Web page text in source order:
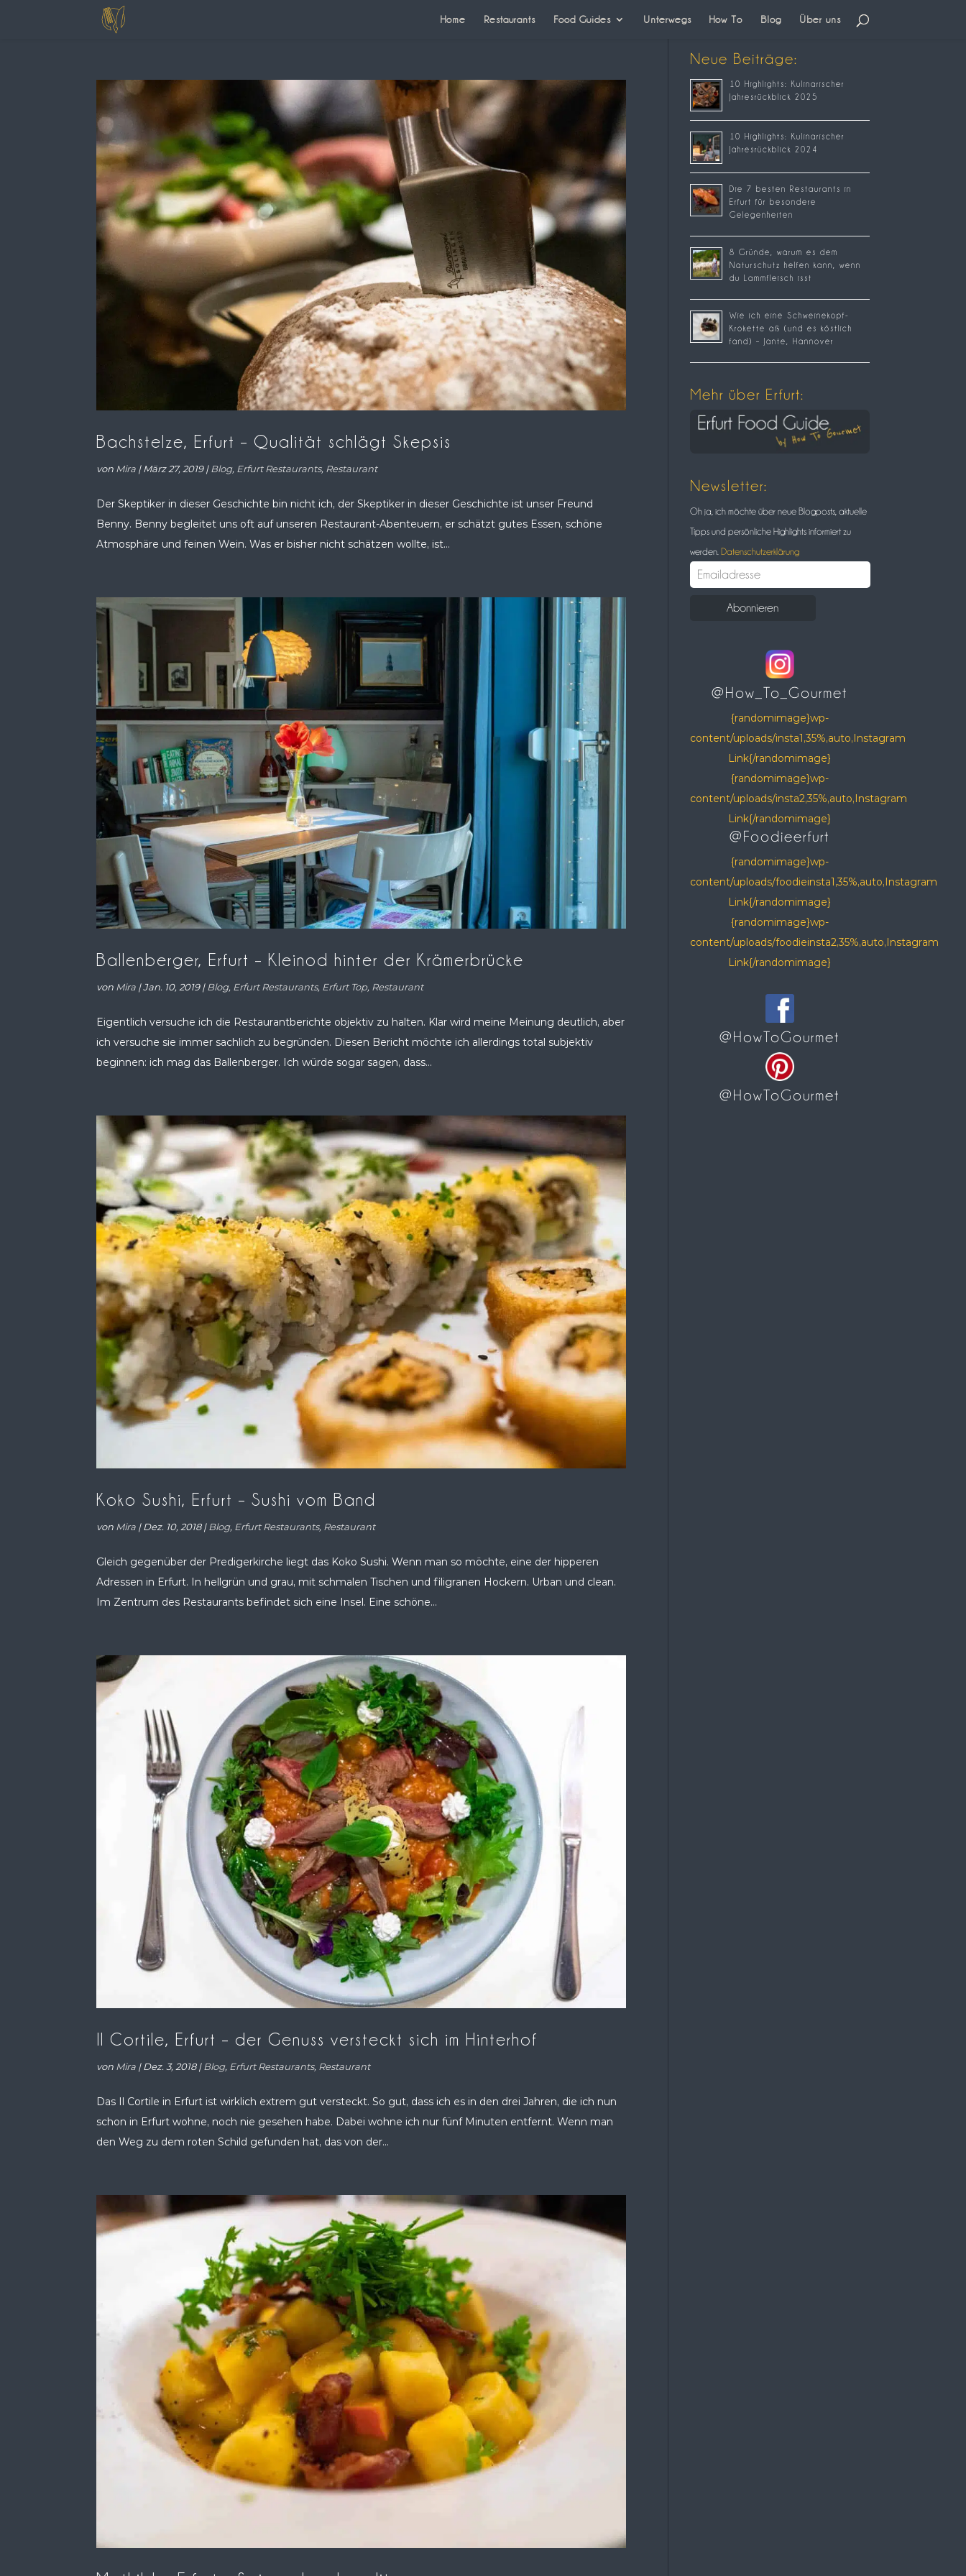
Home Restaurants Food Guides Unterwegs How To Blog Über uns
Bachstelze, Erfurt – Qualität schlägt Skepsis
von Mira |März 27, 2019|Blog, Erfurt Restaurants, Restaurant
Der Skeptiker in dieser Geschichte bin nicht ich, der Skeptiker in dieser Geschichte ist unser Freund
Benny. Benny begleitet uns oft auf unseren Restaurant-Abenteuern, er schätzt gutes Essen, schöne
Atmosphäre und feinen Wein. Was er bisher nicht schätzen wollte, ist...
Ballenberger, Erfurt – Kleinod hinter der Krämerbrücke
von Mira |Jan. 10, 2019|Blog, Erfurt Restaurants, Erfurt Top, Restaurant
Eigentlich versuche ich die Restaurantberichte objektiv zu halten. Klar wird meine Meinung deutlich, aber
ich versuche sie immer sachlich zu begründen. Diesen Bericht möchte ich allerdings total subjektiv
beginnen: ich mag das Ballenberger. Ich würde sogar sagen, dass...
Koko Sushi, Erfurt – Sushi vom Band
von Mira |Dez. 10, 2018|Blog, Erfurt Restaurants, Restaurant
Gleich gegenüber der Predigerkirche liegt das Koko Sushi. Wenn man so möchte, eine der hipperen
Adressen in Erfurt. In hellgrün und grau, mit schmalen Tischen und filigranen Hockern. Urban und clean.
Im Zentrum des Restaurants befindet sich eine Insel. Eine schöne...
Il Cortile, Erfurt – der Genuss versteckt sich im Hinterhof
von Mira |Dez. 3, 2018|Blog, Erfurt Restaurants, Restaurant
Das Il Cortile in Erfurt ist wirklich extrem gut versteckt. So gut, dass ich es in den drei Jahren, die ich nun
schon in Erfurt wohne, noch nie gesehen habe. Dabei wohne ich nur fünf Minuten entfernt. Wenn man
den Weg zu dem roten Schild gefunden hat, das von der...
Neue Beiträge:
10 Highlights: Kulinarischer
Jahresrückblick 2025
10 Highlights: Kulinarischer
Jahresrückblick 2024
Die 7 besten Restaurants in
Erfurt für besondere
Gelegenheiten
8 Gründe, warum es dem
Naturschutz helfen kann, wenn
du Lammfleisch isst
Wie ich eine Schweinekopf-
Krokette aß (und es köstlich
fand) – Jante, Hannover
Mehr über Erfurt:
Newsletter:
Oh ja, ich möchte über neue Blogposts, aktuelle
Tipps und persönliche Highlights informiert zu
werden. Datenschutzerklärung
@How_To_Gourmet
{randomimage}wp-
content/uploads/insta1,35%,auto,Instagram
Link{/randomimage}
{randomimage}wp-
content/uploads/insta2,35%,auto,Instagram
Link{/randomimage}
@Foodieerfurt
{randomimage}wp-
content/uploads/foodieinsta1,35%,auto,Instagram
Link{/randomimage}
{randomimage}wp-
content/uploads/foodieinsta2,35%,auto,Instagram
Link{/randomimage}
@HowToGourmet
@HowToGourmet